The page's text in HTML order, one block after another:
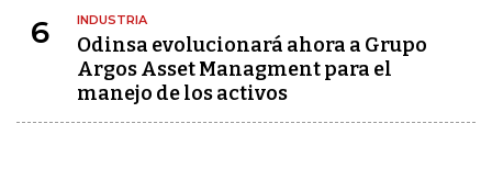
6 INDUSTRIA
Odinsa evolucionará ahora a Grupo
Argos Asset Managment para el
manejo de los activos